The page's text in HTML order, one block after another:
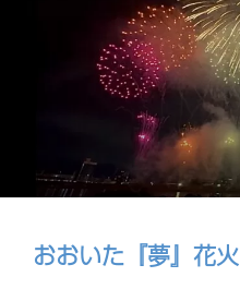
おおいた『夢』花火